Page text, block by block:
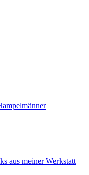
aus meiner Werkstatt